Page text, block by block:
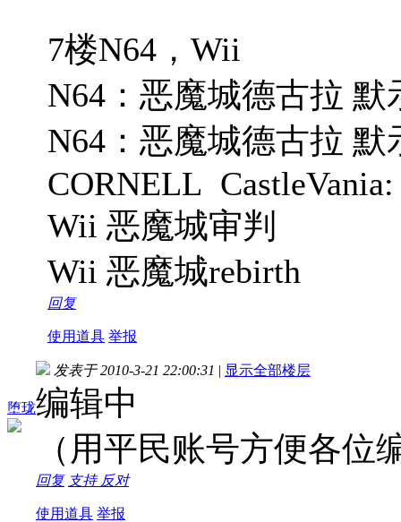
7楼N64，Wii
N64：恶魔城德古拉 默
N64：恶魔城德古拉 默
CORNELL
Wii 恶魔城审判
Wii 恶魔城rebirth
回复
使用道具 举报
堕珑
发表于 2010-3-21 22:00:31 | 显示全部楼层
编辑中
（用平民账号方便各位
回复 支持 反对
使用道具 举报